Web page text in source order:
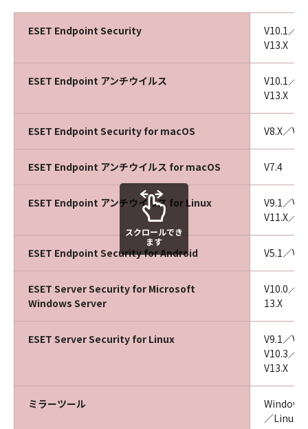
ESET Endpoint Security
V10.1／
V13.X
ESET Endpoint アンチウイルス
V10.1／
V13.X
ESET Endpoint Security for macOS V8.X／
ESET Endpoint アンチウイルス for macOS V7.4
ESET Endpoint アンチウイルス for Linux
V9.1／
V11.X／
ESET Endpoint Security for Android V5.1／
ESET Server Security for Microsoft
Windows Server
V10.0／
13.X
ESET Server Security for Linux
V9.1／
V10.3／
V13.X
ミラーツール
Windows
／Linux
スクロールでき
ます